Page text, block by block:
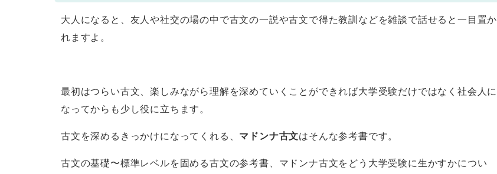
大人になると、友人や社交の場の中で古文の一説や古文で得た教訓などを雑談で話せると一目置か
れますよ。
最初はつらい古文、楽しみながら理解を深めていくことができれば大学受験だけではなく社会人に
なってからも少し役に立ちます。
古文を深めるきっかけになってくれる、 マドンナ古文はそんな参考書です。
古文の基礎〜標準レベルを固める古文の参考書、マドンナ古文をどう大学受験に生かすかについ